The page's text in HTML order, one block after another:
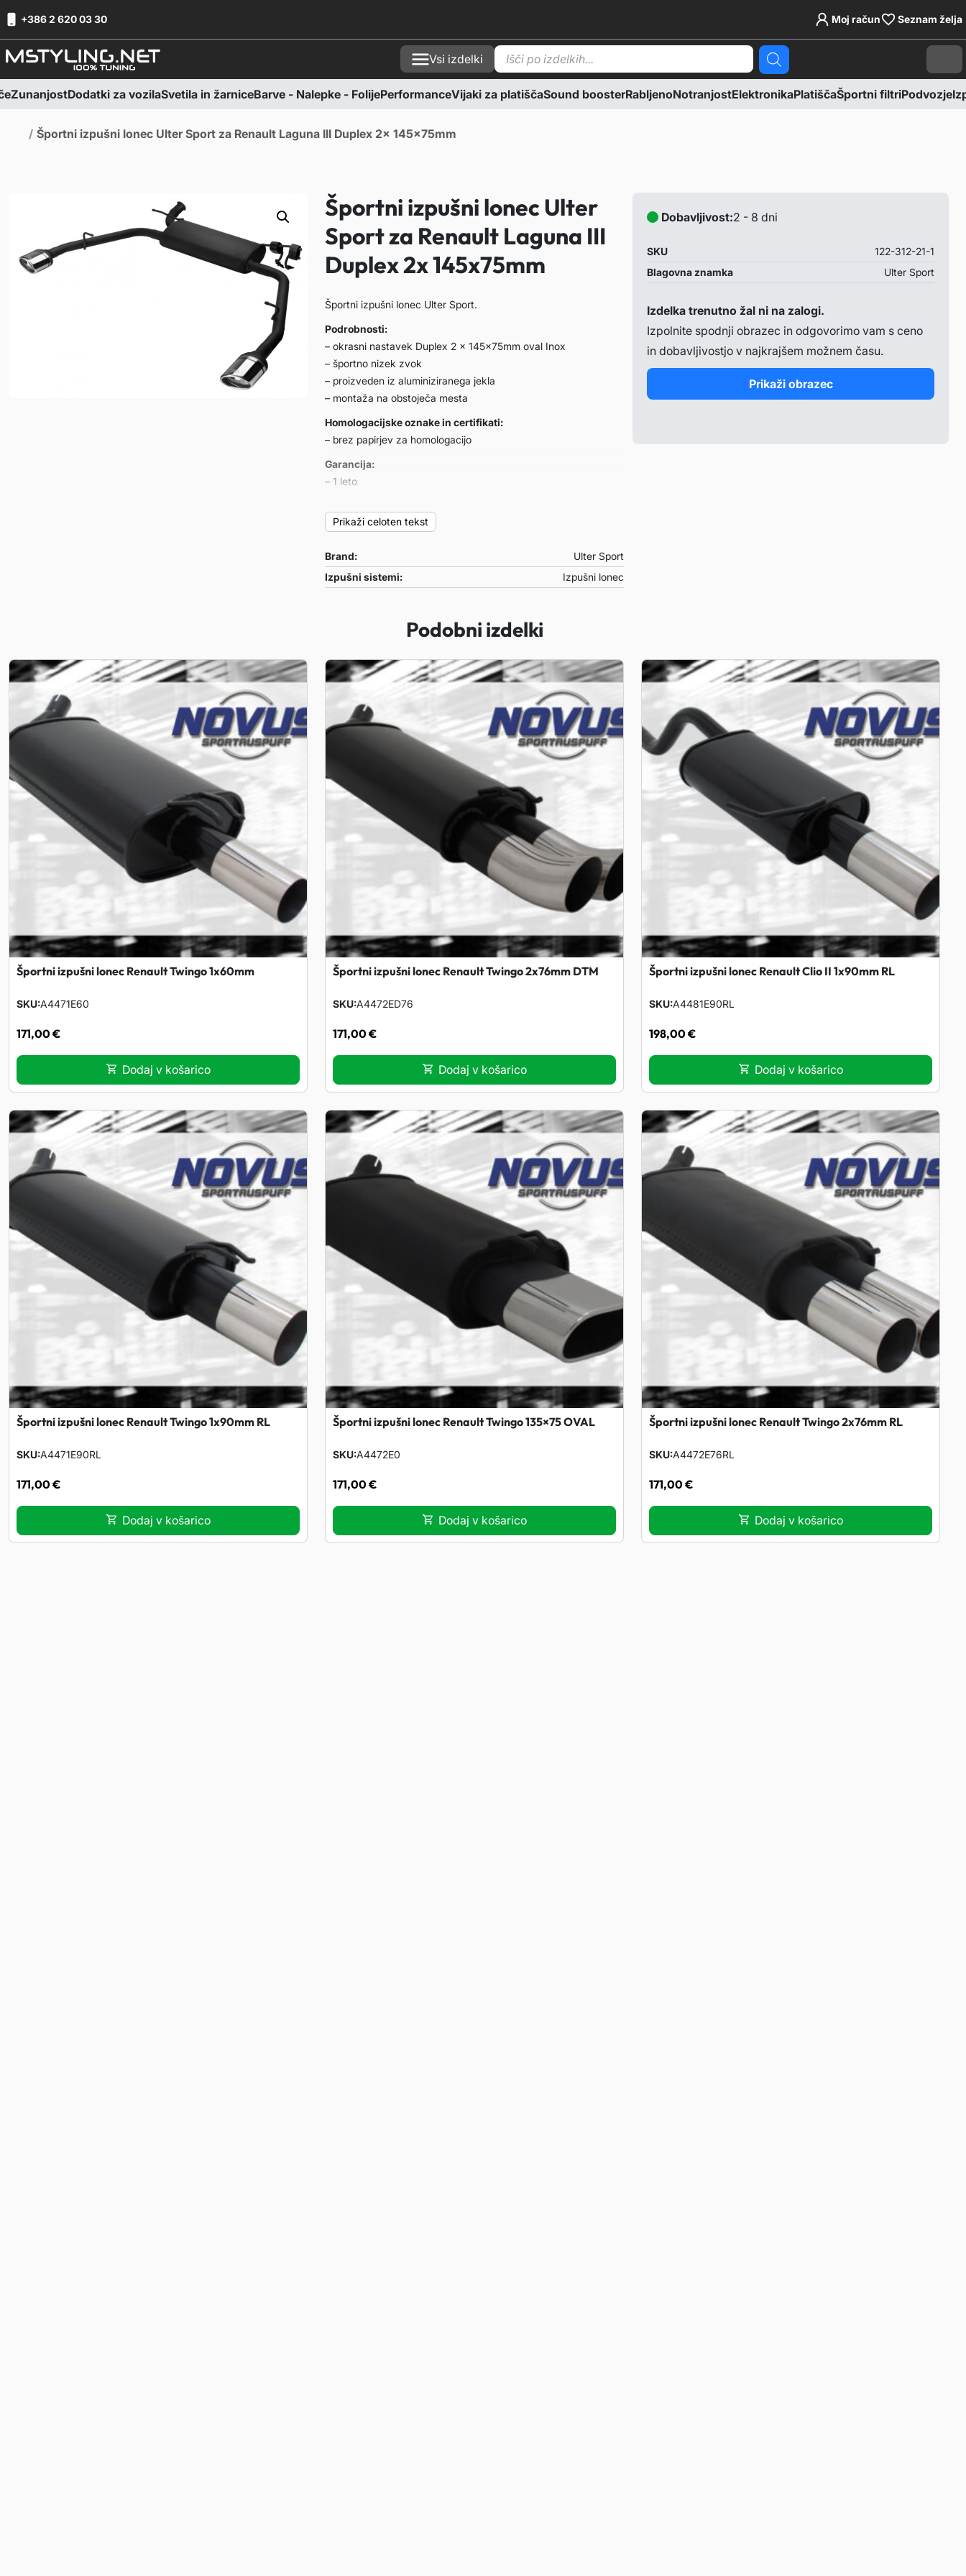
Skoči na vsebino
Skoči na nogo
+386 2 620 03 30 Moj račun Seznam želja
Vsi izdelki
P
o
u
Cart
ZunanjostDodatki za vozilaSvetila in žarniceBarve - Nalepke - FolijePerformanceVijaki za platiščaSound boosterRabljenoNotranjostElektronikaPlatiščaŠportni filtriPodvozje
Domov
Športni izpušni lonec Ulter Sport za Renault Laguna III Duplex 2x 145x75mm
Športni izpušni lonec Ulter
Sport za Renault Laguna III
Duplex 2x 145x75mm
Športni izpušni lonec Ulter Sport.
Podrobnosti:
– okrasni nastavek Duplex 2 x 145x75mm oval Inox
– športno nizek zvok
– proizveden iz aluminiziranega jekla
– montaža na obstoječa mesta
Homologacijske oznake in certifikati:
– brez papirjev za homologacijo
Garancija:
– 1 leto
Renault Laguna III COMBI
– motor: 2.0 dCi 96/110kW
Opombe:
Prikaži celoten tekst
Brand:
Ulter Sport
Izpušni sistemi:
Izpušni lonec
Dobavljivost:2 - 8 dni
SKU
122-312-21-1
Blagovna znamka
Ulter Sport
Izdelka trenutno žal ni na zalogi.
Izpolnite spodnji obrazec in odgovorimo vam s ceno
in dobavljivostjo v najkrajšem možnem času.
Prikaži obrazec
Podobni izdelki
Športni izpušni lonec Renault Twingo 1x60mm
SKU A4471E60
171,00€
Dodaj v košarico
Športni izpušni lonec Renault Twingo 2x76mm DTM
SKU A4472ED76
171,00€
Dodaj v košarico
Športni izpušni lonec Renault Clio II 1x90mm RL
SKU A4481E90RL
198,00€
Dodaj v košarico
Športni izpušni lonec Renault Twingo 1x90mm RL
SKU A4471E90RL
171,00€
Dodaj v košarico
Športni izpušni lonec Renault Twingo 135×75 OVAL
SKU A4472E0
171,00€
Dodaj v košarico
Športni izpušni lonec Renault Twingo 2x76mm RL
SKU A4472E76RL
171,00€
Dodaj v košarico